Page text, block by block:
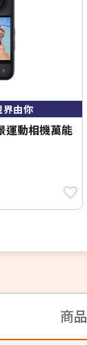
界由你
運動相機萬能
商